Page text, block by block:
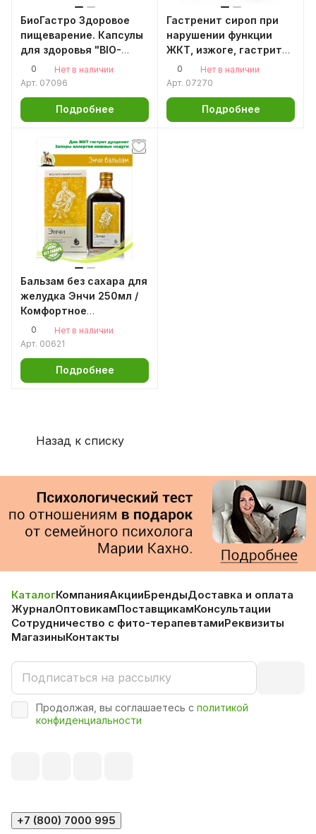
БиоГастро Здоровое
пищеварение. Капсулы
для здоровья "BIO-
Gastro" 90 капсул по
0,3гр
0
Нет в наличии
Арт. 07096
Подробнее
Гастренит сироп при
нарушении функции
ЖКТ, изжоге, гастрите,
Хеликобактер Пилори
GASTRENIT 50мл. 2+
0
Нет в наличии
Арт. 07270
Подробнее
Бальзам без сахара для
желудка Энчи 250мл /
Комфортное
пищеварение / для
регулярного стула /
колит / запор / кожные
аллергические реакции
0
Нет в наличии
Арт. 00621
Подробнее
Назад к списку
КаталогКомпанияАкцииБрендыДоставка и оплата
ЖурналОптовикамПоставщикамКонсультации
Сотрудничество с фито-терапевтамиРеквизиты
МагазиныКонтакты
Продолжая, вы соглашаетесь с политикой
конфиденциальности
+7 (800) 7000 995